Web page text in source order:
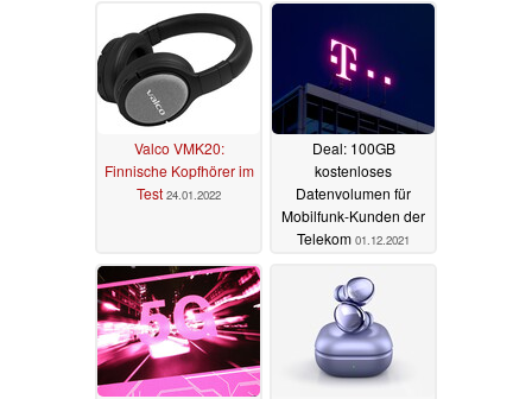
Valco VMK20:
Finnische Kopfhörer im
Test 24.01.2022
Deal: 100GB
kostenloses
Datenvolumen für
Mobilfunk-Kunden der
Telekom 01.12.2021